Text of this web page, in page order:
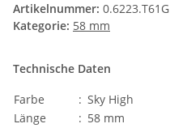
Artikelnummer: 0.6223.T61G
Kategorie: 58 mm
Technische Daten
Farbe
: Sky High
Länge
: 58 mm